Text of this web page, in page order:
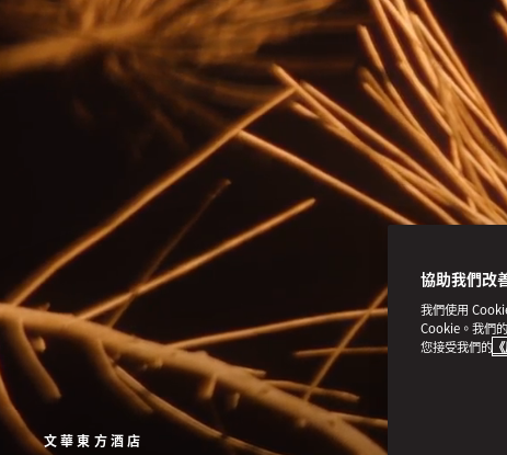
文華東方酒店
協助我們改
我們使用
Cookie。我們
您接受我們的